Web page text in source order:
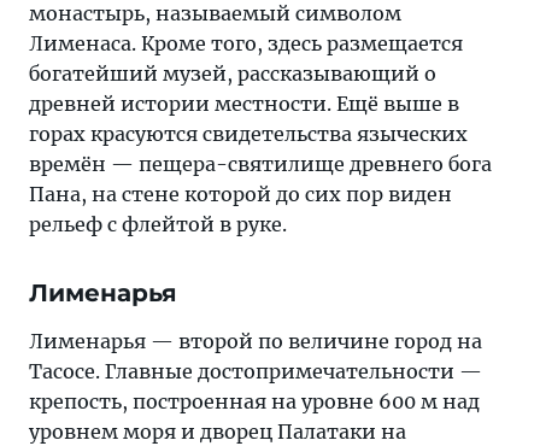
монастырь, называемый символом
Лименаса. Кроме того, здесь размещается
богатейший музей, рассказывающий о
древней истории местности. Ещё выше в
горах красуются свидетельства языческих
времён — пещера-святилище древнего бога
Пана, на стене которой до сих пор виден
рельеф с флейтой в руке.
Лименарья
Лименарья — второй по величине город на
Тасосе. Главные достопримечательности —
крепость, построенная на уровне 600 м над
уровнем моря и дворец Палатаки на